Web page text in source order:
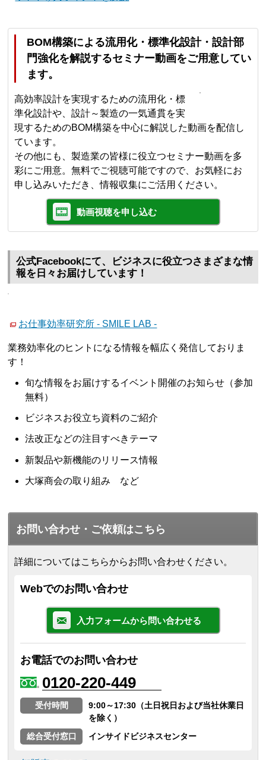
BOM構築による流用化・標準化設計・設計部
門強化を解説するセミナー動画をご用意してい
ます。
高効率設計を実現するための流用化・標
準化設計や、設計～製造の一気通貫を実
現するためのBOM構築を中心に解説した動画を配信し
ています。
その他にも、製造業の皆様に役立つセミナー動画を多
彩にご用意。無料でご視聴可能ですので、お気軽にお
申し込みいただき、情報収集にご活用ください。
動画視聴を申し込む
公式Facebookにて、ビジネスに役立つさまざまな情
報を日々お届けしています！
お仕事効率研究所 - SMILE LAB -
業務効率化のヒントになる情報を幅広く発信しておりま
す！
旬な情報をお届けするイベント開催のお知らせ（参加
無料）
ビジネスお役立ち資料のご紹介
法改正などの注目すべきテーマ
新製品や新機能のリリース情報
大塚商会の取り組み など
お問い合わせ・ご依頼はこちら
詳細についてはこちらからお問い合わせください。
Webでのお問い合わせ
入力フォームから問い合わせる
お電話でのお問い合わせ
0120-220-449
受付時間
9:00～17:30（土日祝日および当社休業日
を除く）
総合受付窓口
インサイドビジネスセンター